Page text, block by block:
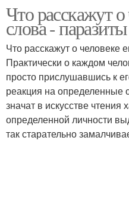
Что расскажут о
слова - паразиты
Что расскажут о человеке
Практически о каждом
просто прислушавшись к
реакция на определенные
значат в искусстве чтения
определенной личности
так старательно